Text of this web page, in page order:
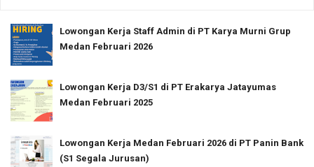
Lowongan Kerja Staff Admin di PT Karya Murni Grup
Medan Februari 2026
Lowongan Kerja D3/S1 di PT Erakarya Jatayumas
Medan Februari 2025
Lowongan Kerja Medan Februari 2026 di PT Panin Bank
(S1 Segala Jurusan)